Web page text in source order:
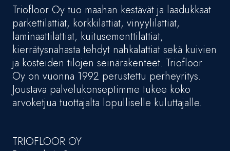
Triofloor Oy tuo maahan kestävät ja laadukkaat
parkettilattiat, korkkilattiat, vinyylilattiat,
laminaattilattiat, kuitusementtilattiat,
kierrätysnahasta tehdyt nahkalattiat sekä kuivien
ja kosteiden tilojen seinärakenteet. Triofloor
Oy on vuonna 1992 perustettu perheyritys.
Joustava palvelukonseptimme tukee koko
arvoketjua tuottajalta lopulliselle kuluttajalle.
TRIOFLOOR OY